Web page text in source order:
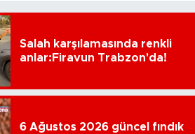
Salah karşılamasında renkli
anlar:Firavun Trabzon'da!
6 Ağustos 2026 güncel fındık